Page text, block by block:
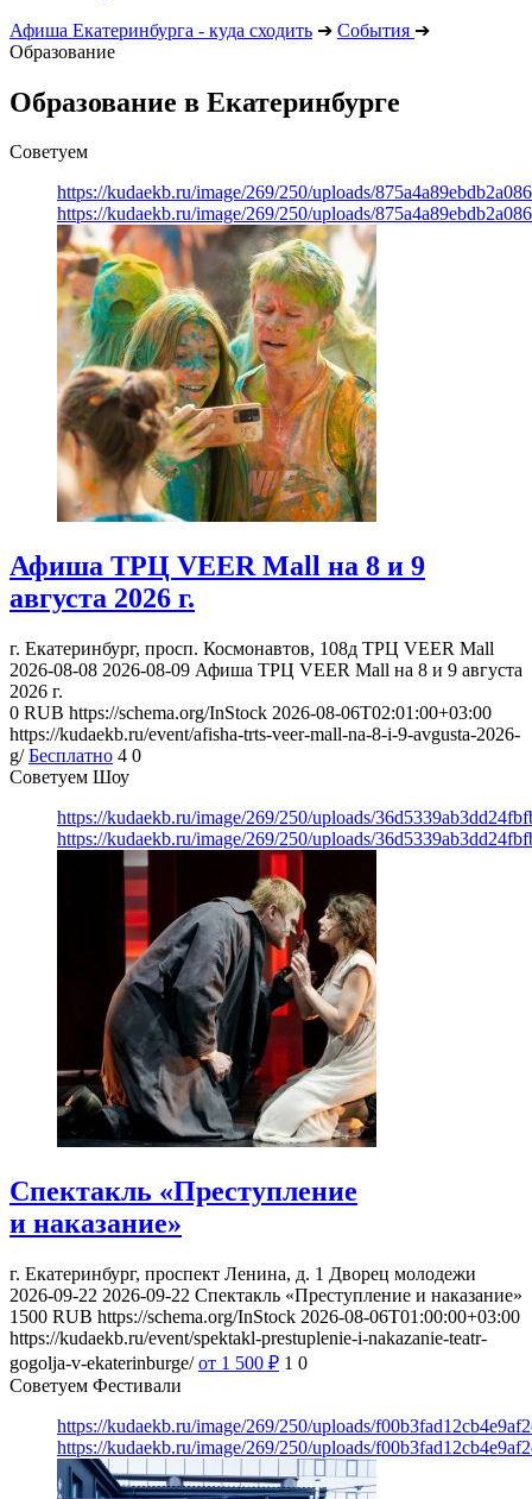
Афиша Екатеринбурга - куда сходить ➔ События ➔
Образование
Образование в Екатеринбурге
Советуем
https://kudaekb.ru/image/269/250/uploads/
https://kudaekb.ru/image/269/250/uploads/
Афиша ТРЦ VEER Mall на 8 и 9
августа 2026 г.
г. Екатеринбург, просп. Космонавтов, 108д ТРЦ VEER Mall
2026-08-08 2026-08-09 Афиша ТРЦ VEER Mall на 8 и 9 августа
2026 г.
0 RUB https://schema.org/InStock 2026-08-06T02:01:00+03:00
https://kudaekb.ru/event/afisha-trts-veer-mall-na-8-i-9-avgusta-2026-
g/ Бесплатно 4 0
Советуем Шоу
https://kudaekb.ru/image/269/250/uploads/
https://kudaekb.ru/image/269/250/uploads/
Спектакль «Преступление
и наказание»
г. Екатеринбург, проспект Ленина, д. 1 Дворец молодежи
2026-09-22 2026-09-22 Спектакль «Преступление и наказание»
1500 RUB https://schema.org/InStock 2026-08-06T01:00:00+03:00
https://kudaekb.ru/event/spektakl-prestuplenie-i-nakazanie-teatr-
gogolja-v-ekaterinburge/ от 1 500 ₽ 1 0
Советуем Фестивали
https://kudaekb.ru/image/269/250/uploads/
https://kudaekb.ru/image/269/250/uploads/